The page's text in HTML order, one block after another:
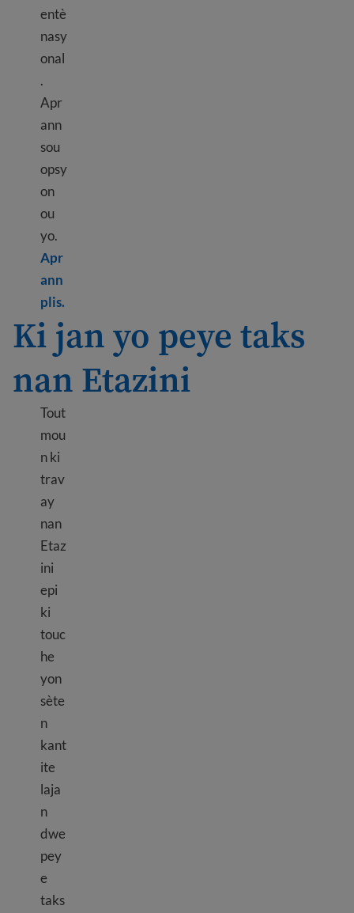
entè
nasy
onal
.
Apr
ann
sou
opsy
on
ou
yo.
Apr
ann
plis.Learn more about Send money internationally
Ki jan yo peye taks
nan Etazini
Tout
mou
n ki
trav
ay
nan
Etaz
ini
epi
ki
touc
he
yon
sète
n
kant
ite
laja
n
dwe
pey
e
taks